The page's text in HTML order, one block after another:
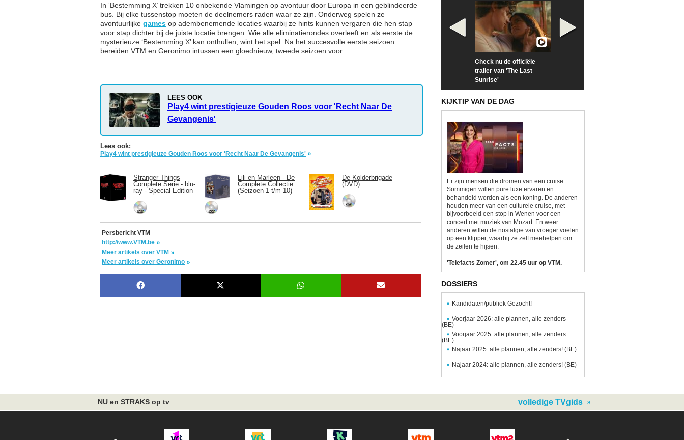
In ‘Bestemming X’ trekken 10 onbekende Vlamingen op avontuur door Europa in een geblindeerde
bus. Bij elke tussenstop moeten de deelnemers raden waar ze zijn. Onderweg spelen ze
avontuurlijke games op adembenemende locaties waarbij ze hints kunnen vergaren die hen stap
voor stap dichter bij de juiste locatie brengen. Wie alle eliminatierondes overleeft en als eerste de
mysterieuze ‘Bestemming X’ kan onthullen, wint het spel. Na het succesvolle eerste seizoen
bereiden VTM en Geronimo intussen een gloednieuw, tweede seizoen voor.
LEES OOK
Play4 wint prestigieuze Gouden Roos voor 'Recht Naar De
Gevangenis'
Lees ook:
Play4 wint prestigieuze Gouden Roos voor 'Recht Naar De Gevangenis'
Stranger Things
Complete Serie - blu-
ray - Special Edition
Lili en Marleen - De
Complete Collectie
(Seizoen 1 t/m 10)
De Kolderbrigade
(DVD)
Persbericht VTM
http://www.VTM.be
Meer artikels over VTM
Meer artikels over Geronimo
Check nu de officiële
trailer van 'The Last
Sunrise'
KIJKTIP VAN DE DAG
Er zijn mensen die dromen van een cruise.
Sommigen willen pure luxe ervaren en
behandeld worden als een koning. De anderen
houden meer van een culturele cruise, met
bijvoorbeeld een stop in Wenen voor een
concert met muziek van Mozart. En weer
anderen willen de nostalgie van vroeger voelen
op een klipper, waarbij ze zelf meehelpen om
de zeilen te hijsen.
'Telefacts Zomer', om 22.45 uur op VTM.
DOSSIERS
Kandidaten/publiek Gezocht!
Voorjaar 2026: alle plannen, alle zenders
(BE)
Voorjaar 2025: alle plannen, alle zenders
(BE)
Najaar 2025: alle plannen, alle zenders! (BE)
Najaar 2024: alle plannen, alle zenders! (BE)
NU en STRAKS op tv volledige TVgids